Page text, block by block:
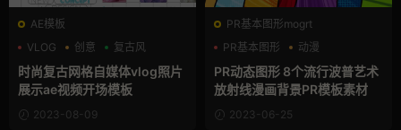
AE模板
VLOG
创意 复古风
时尚复古网格自媒体vlog照片
展示ae视频开场模板
2023-08-09
PR基本图形mogrt
PR基本图形
动漫
卡通模板
PR动态图形 8个流行波普艺术
放射线漫画背景PR模板素材
2023-06-25